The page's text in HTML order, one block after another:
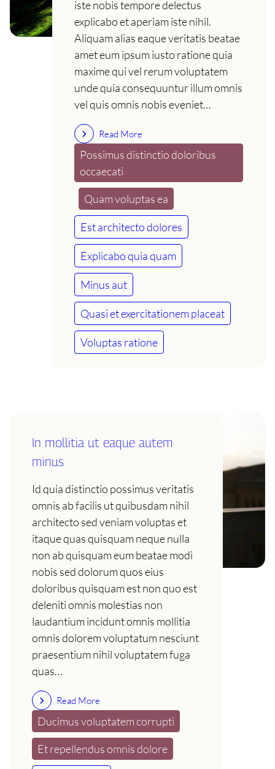
iste nobis tempore delectus
explicabo et aperiam iste nihil.
Aliquam alias eaque veritatis beatae
amet eum ipsum iusto ratione quia
maxime qui vel rerum voluptatem
unde quia consequuntur illum omnis
vel quis omnis nobis eveniet…
Read More
Possimus distinctio doloribus
occaecati
Quam voluptas ea
Est architecto dolores
Explicabo quia quam
Minus aut
Quasi et exercitationem placeat
Voluptas ratione
In mollitia ut eaque autem
minus
Id quia distinctio possimus veritatis
omnis ab facilis ut quibusdam nihil
architecto sed veniam voluptas et
itaque quas quisquam neque nulla
non ab quisquam eum beatae modi
nobis sed dolorum quos eius
doloribus quisquam est non quo est
deleniti omnis molestias non
laudantium incidunt omnis mollitia
omnis dolorem voluptatum nesciunt
praesentium nihil voluptatem fuga
quas…
Read More
Ducimus voluptatem corrupti
Et repellendus omnis dolore